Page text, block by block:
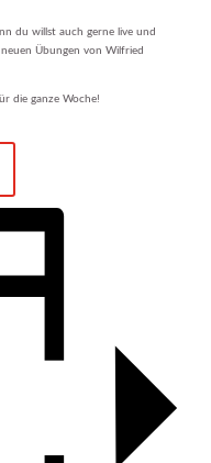
du willst auch gerne live und
Übungen von Wilfried
die ganze Woche!